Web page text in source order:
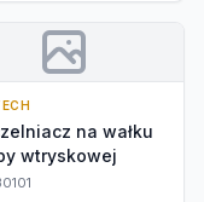
na wałku
wtryskowej